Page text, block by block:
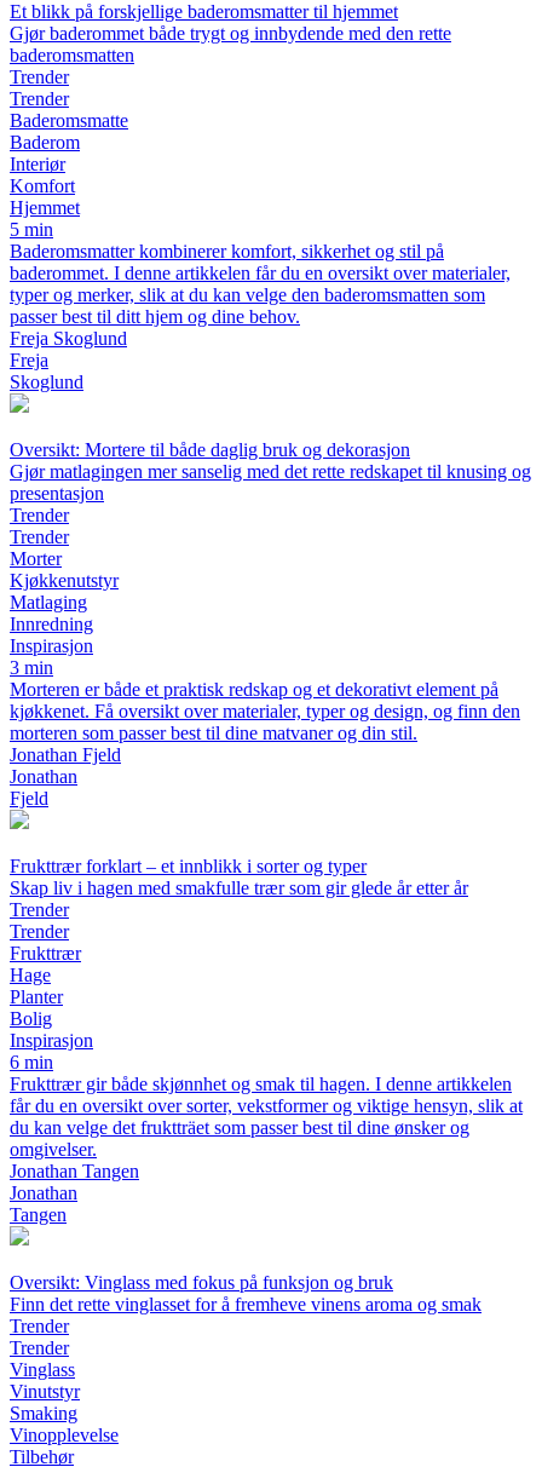
Et blikk på forskjellige baderomsmatter til hjemmet
Gjør baderommet både trygt og innbydende med den rette
baderomsmatten
Trender
Trender
Baderomsmatte
Baderom
Interiør
Komfort
Hjemmet
5 min
Baderomsmatter kombinerer komfort, sikkerhet og stil på
baderommet. I denne artikkelen får du en oversikt over materialer,
typer og merker, slik at du kan velge den baderomsmatten som
passer best til ditt hjem og dine behov.
Freja Skoglund
Freja
Skoglund
Oversikt: Mortere til både daglig bruk og dekorasjon
Gjør matlagingen mer sanselig med det rette redskapet til knusing og
presentasjon
Trender
Trender
Morter
Kjøkkenutstyr
Matlaging
Innredning
Inspirasjon
3 min
Morteren er både et praktisk redskap og et dekorativt element på
kjøkkenet. Få oversikt over materialer, typer og design, og finn den
morteren som passer best til dine matvaner og din stil.
Jonathan Fjeld
Jonathan
Fjeld
Frukttrær forklart – et innblikk i sorter og typer
Skap liv i hagen med smakfulle trær som gir glede år etter år
Trender
Trender
Frukttrær
Hage
Planter
Bolig
Inspirasjon
6 min
Frukttrær gir både skjønnhet og smak til hagen. I denne artikkelen
får du en oversikt over sorter, vekstformer og viktige hensyn, slik at
du kan velge det fruktträet som passer best til dine ønsker og
omgivelser.
Jonathan Tangen
Jonathan
Tangen
Oversikt: Vinglass med fokus på funksjon og bruk
Finn det rette vinglasset for å fremheve vinens aroma og smak
Trender
Trender
Vinglass
Vinutstyr
Smaking
Vinopplevelse
Tilbehør